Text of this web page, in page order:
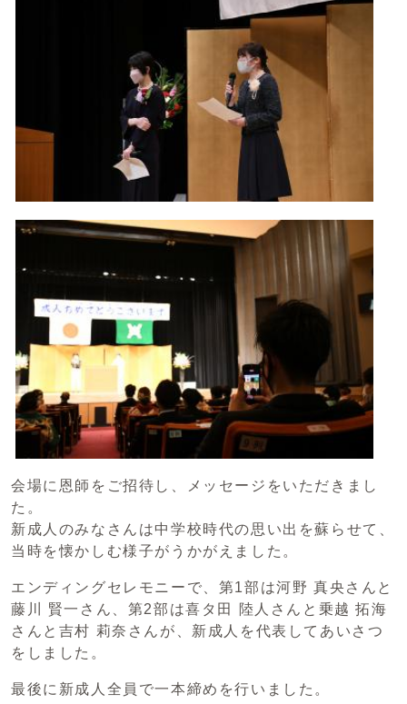
会場に恩師をご招待し、メッセージをいただきまし
た。
新成人のみなさんは中学校時代の思い出を蘇らせて、
当時を懐かしむ様子がうかがえました。
エンディングセレモニーで、第1部は河野 真央さんと
藤川 賢一さん、第2部は喜タ田 陸人さんと乗越 拓海
さんと吉村 莉奈さんが、新成人を代表してあいさつ
をしました。
最後に新成人全員で一本締めを行いました。